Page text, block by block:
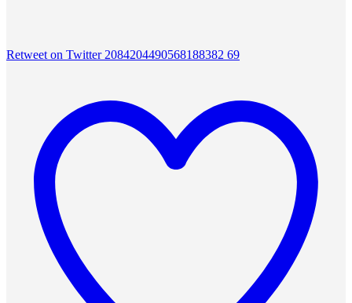
Retweet on Twitter 2084204490568188382 69